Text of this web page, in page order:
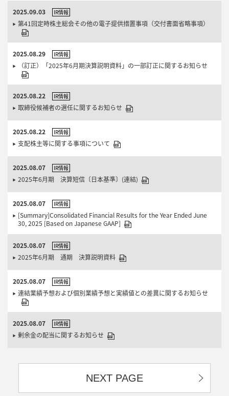
2025.09.03 IR情報
第41回定時株主総会その他の電子提供措置事項（交付書面省略事項）
2025.08.29 IR情報
（訂正）「2025年6月期決算説明資料」の一部訂正に関するお知らせ
2025.08.22 IR情報
取締役候補者の選任に関するお知らせ
2025.08.22 IR情報
支配株主等に関する事項について
2025.08.07 IR情報
2025年6月期 決算短信〔日本基準〕(連結)
2025.08.07 IR情報
[Summary]Consolidated Financial Results for the Year Ended June
30, 2025 [Based on Japanese GAAP]
2025.08.07 IR情報
2025年6月期 通期 決算説明資料
2025.08.07 IR情報
連結業績予想および個別業績予想と実績値との差異に関するお知らせ
2025.08.07 IR情報
剰余金の配当に関するお知らせ
NEXT PAGE